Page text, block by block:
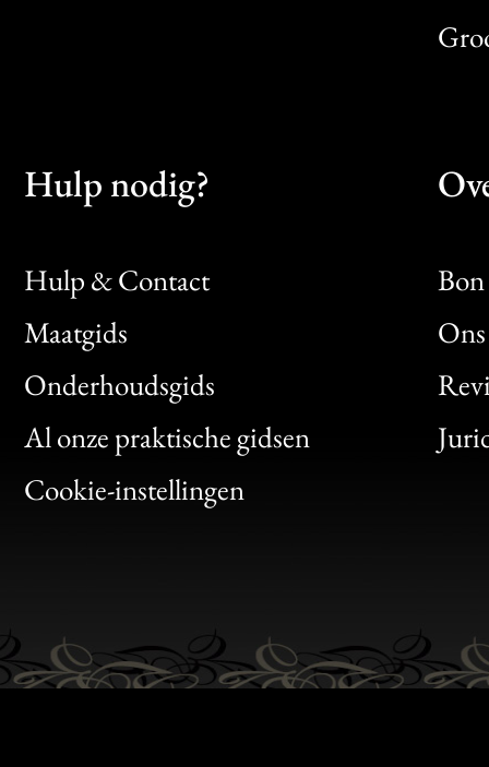
Hulp nodig?
Hulp & Contact
Maatgids
Onderhoudsgids
Al onze praktische gidsen
Cookie-instellingen
Bon
Clic